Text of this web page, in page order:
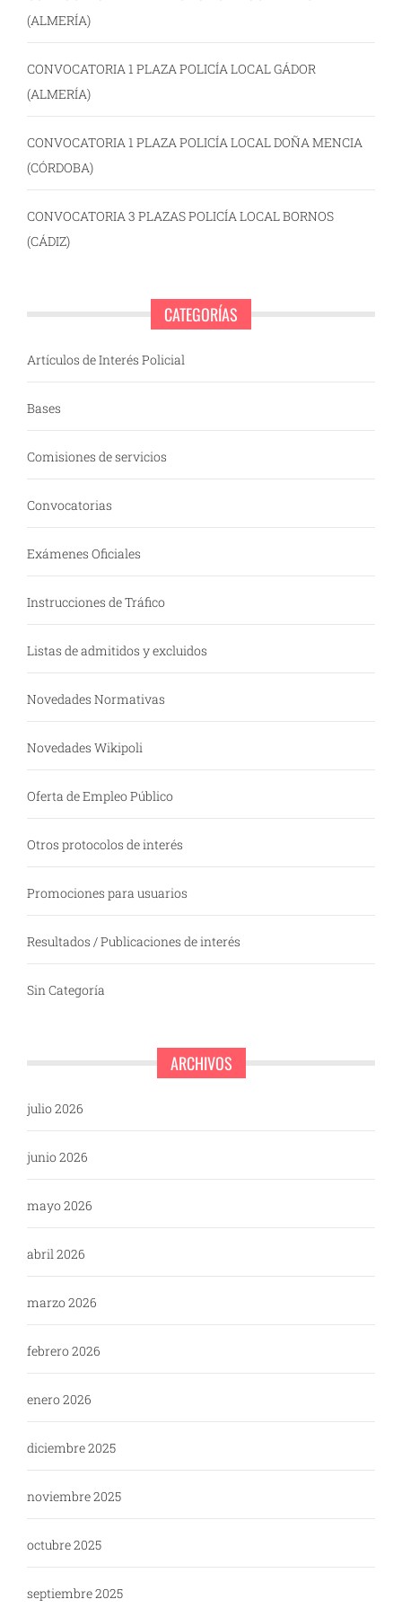
(ALMERÍA)
CONVOCATORIA 1 PLAZA POLICÍA LOCAL GÁDOR
(ALMERÍA)
CONVOCATORIA 1 PLAZA POLICÍA LOCAL DOÑA MENCIA
(CÓRDOBA)
CONVOCATORIA 3 PLAZAS POLICÍA LOCAL BORNOS
(CÁDIZ)
CATEGORÍAS
Artículos de Interés Policial
Bases
Comisiones de servicios
Convocatorias
Exámenes Oficiales
Instrucciones de Tráfico
Listas de admitidos y excluidos
Novedades Normativas
Novedades Wikipoli
Oferta de Empleo Público
Otros protocolos de interés
Promociones para usuarios
Resultados / Publicaciones de interés
Sin Categoría
ARCHIVOS
julio 2026
junio 2026
mayo 2026
abril 2026
marzo 2026
febrero 2026
enero 2026
diciembre 2025
noviembre 2025
octubre 2025
septiembre 2025